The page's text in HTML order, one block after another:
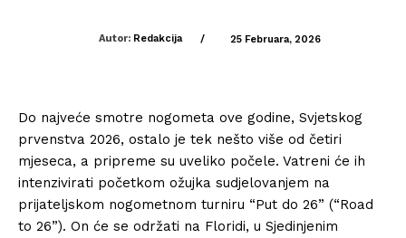
Autor: Redakcija / 25 Februara, 2026
Do najveće smotre nogometa ove godine, Svjetskog
prvenstva 2026, ostalo je tek nešto više od četiri
mjeseca, a pripreme su uveliko počele. Vatreni će ih
intenzivirati početkom ožujka sudjelovanjem na
prijateljskom nogometnom turniru “Put do 26” (“Road
to 26”). On će se održati na Floridi, u Sjedinjenim